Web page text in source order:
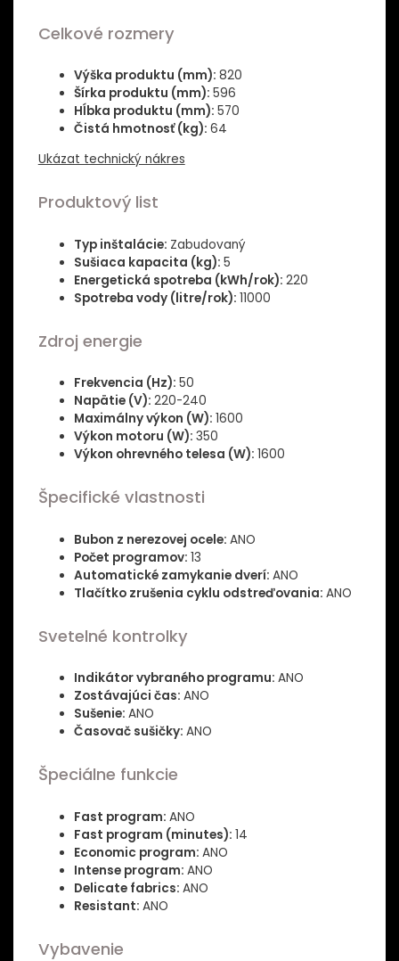
Celkové rozmery
Výška produktu (mm): 820
Šírka produktu (mm): 596
Hĺbka produktu (mm): 570
Čistá hmotnosť (kg): 64
Ukázat technický nákres
Produktový list
Typ inštalácie: Zabudovaný
Sušiaca kapacita (kg): 5
Energetická spotreba (kWh/rok): 220
Spotreba vody (litre/rok): 11000
Zdroj energie
Frekvencia (Hz): 50
Napätie (V): 220-240
Maximálny výkon (W): 1600
Výkon motoru (W): 350
Výkon ohrevného telesa (W): 1600
Špecifické vlastnosti
Bubon z nerezovej ocele: ANO
Počet programov: 13
Automatické zamykanie dverí: ANO
Tlačítko zrušenia cyklu odstreďovania: ANO
Svetelné kontrolky
Indikátor vybraného programu: ANO
Zostávajúci čas: ANO
Sušenie: ANO
Časovač sušičky: ANO
Špeciálne funkcie
Fast program: ANO
Fast program (minutes): 14
Economic program: ANO
Intense program: ANO
Delicate fabrics: ANO
Resistant: ANO
Vybavenie